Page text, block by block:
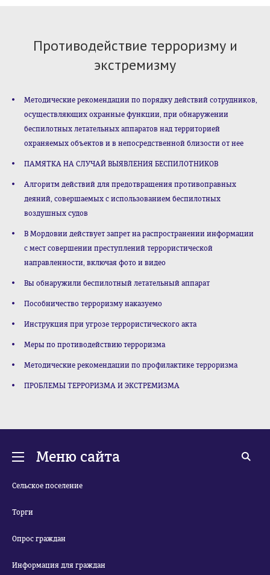
Противодействие терроризму и
экстремизму
Методические рекомендации по порядку действий сотрудников,
осуществляющих охранные функции, при обнаружении
беспилотных летательных аппаратов над территорией
охраняемых объектов и в непосредственной близости от нее
ПАМЯТКА НА СЛУЧАЙ ВЫЯВЛЕНИЯ БЕСПИЛОТНИКОВ
Алгоритм действий для предотвращения противоправных
деяний, совершаемых с использованием беспилотных
воздушных судов
В Мордовии действует запрет на распространении информации
с мест совершении преступлений террористической
направленности, включая фото и видео
Вы обнаружили беспилотный летательный аппарат
Пособничество терроризму наказуемо
Инструкция при угрозе террористического акта
Меры по противодействию терроризма
Методические рекомендации по профилактике терроризма
ПРОБЛЕМЫ ТЕРРОРИЗМА И ЭКСТРЕМИЗМА
Меню сайта
Сельское поселение
Торги
Опрос граждан
Информация для граждан